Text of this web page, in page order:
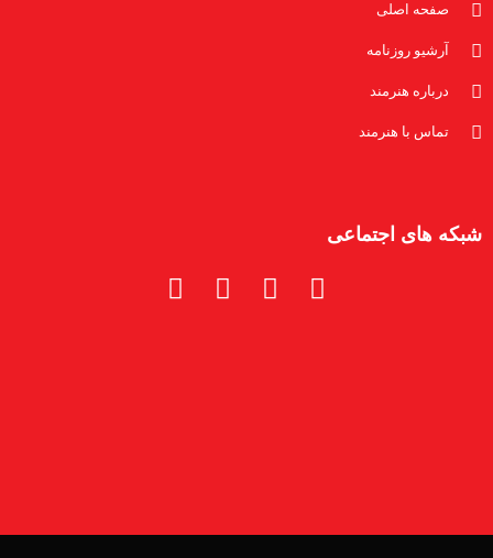
صفحه اصلی
آرشیو روزنامه
درباره هنرمند
تماس با هنرمند
شبکه های اجتماعی